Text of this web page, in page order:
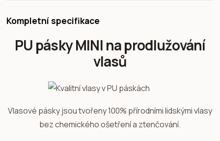
Kompletní specifikace
PU pásky MINI na prodlužování
vlasů
Vlasové pásky jsou tvořeny 100% přírodními lidskými vlasy
bez chemického ošetření a ztenčování.